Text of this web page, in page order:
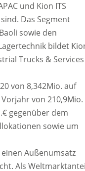
und Kion ITS
Das Segment
sowie den
bildet
Trucks & Services
von 8,342Mio. auf
von 210,9Mio.
gegenüber dem
sowie um
Außenumsatz
Als